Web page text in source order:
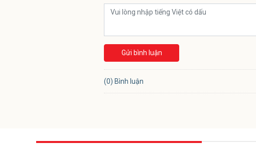
Gửi bình luận
(0) Bình luận